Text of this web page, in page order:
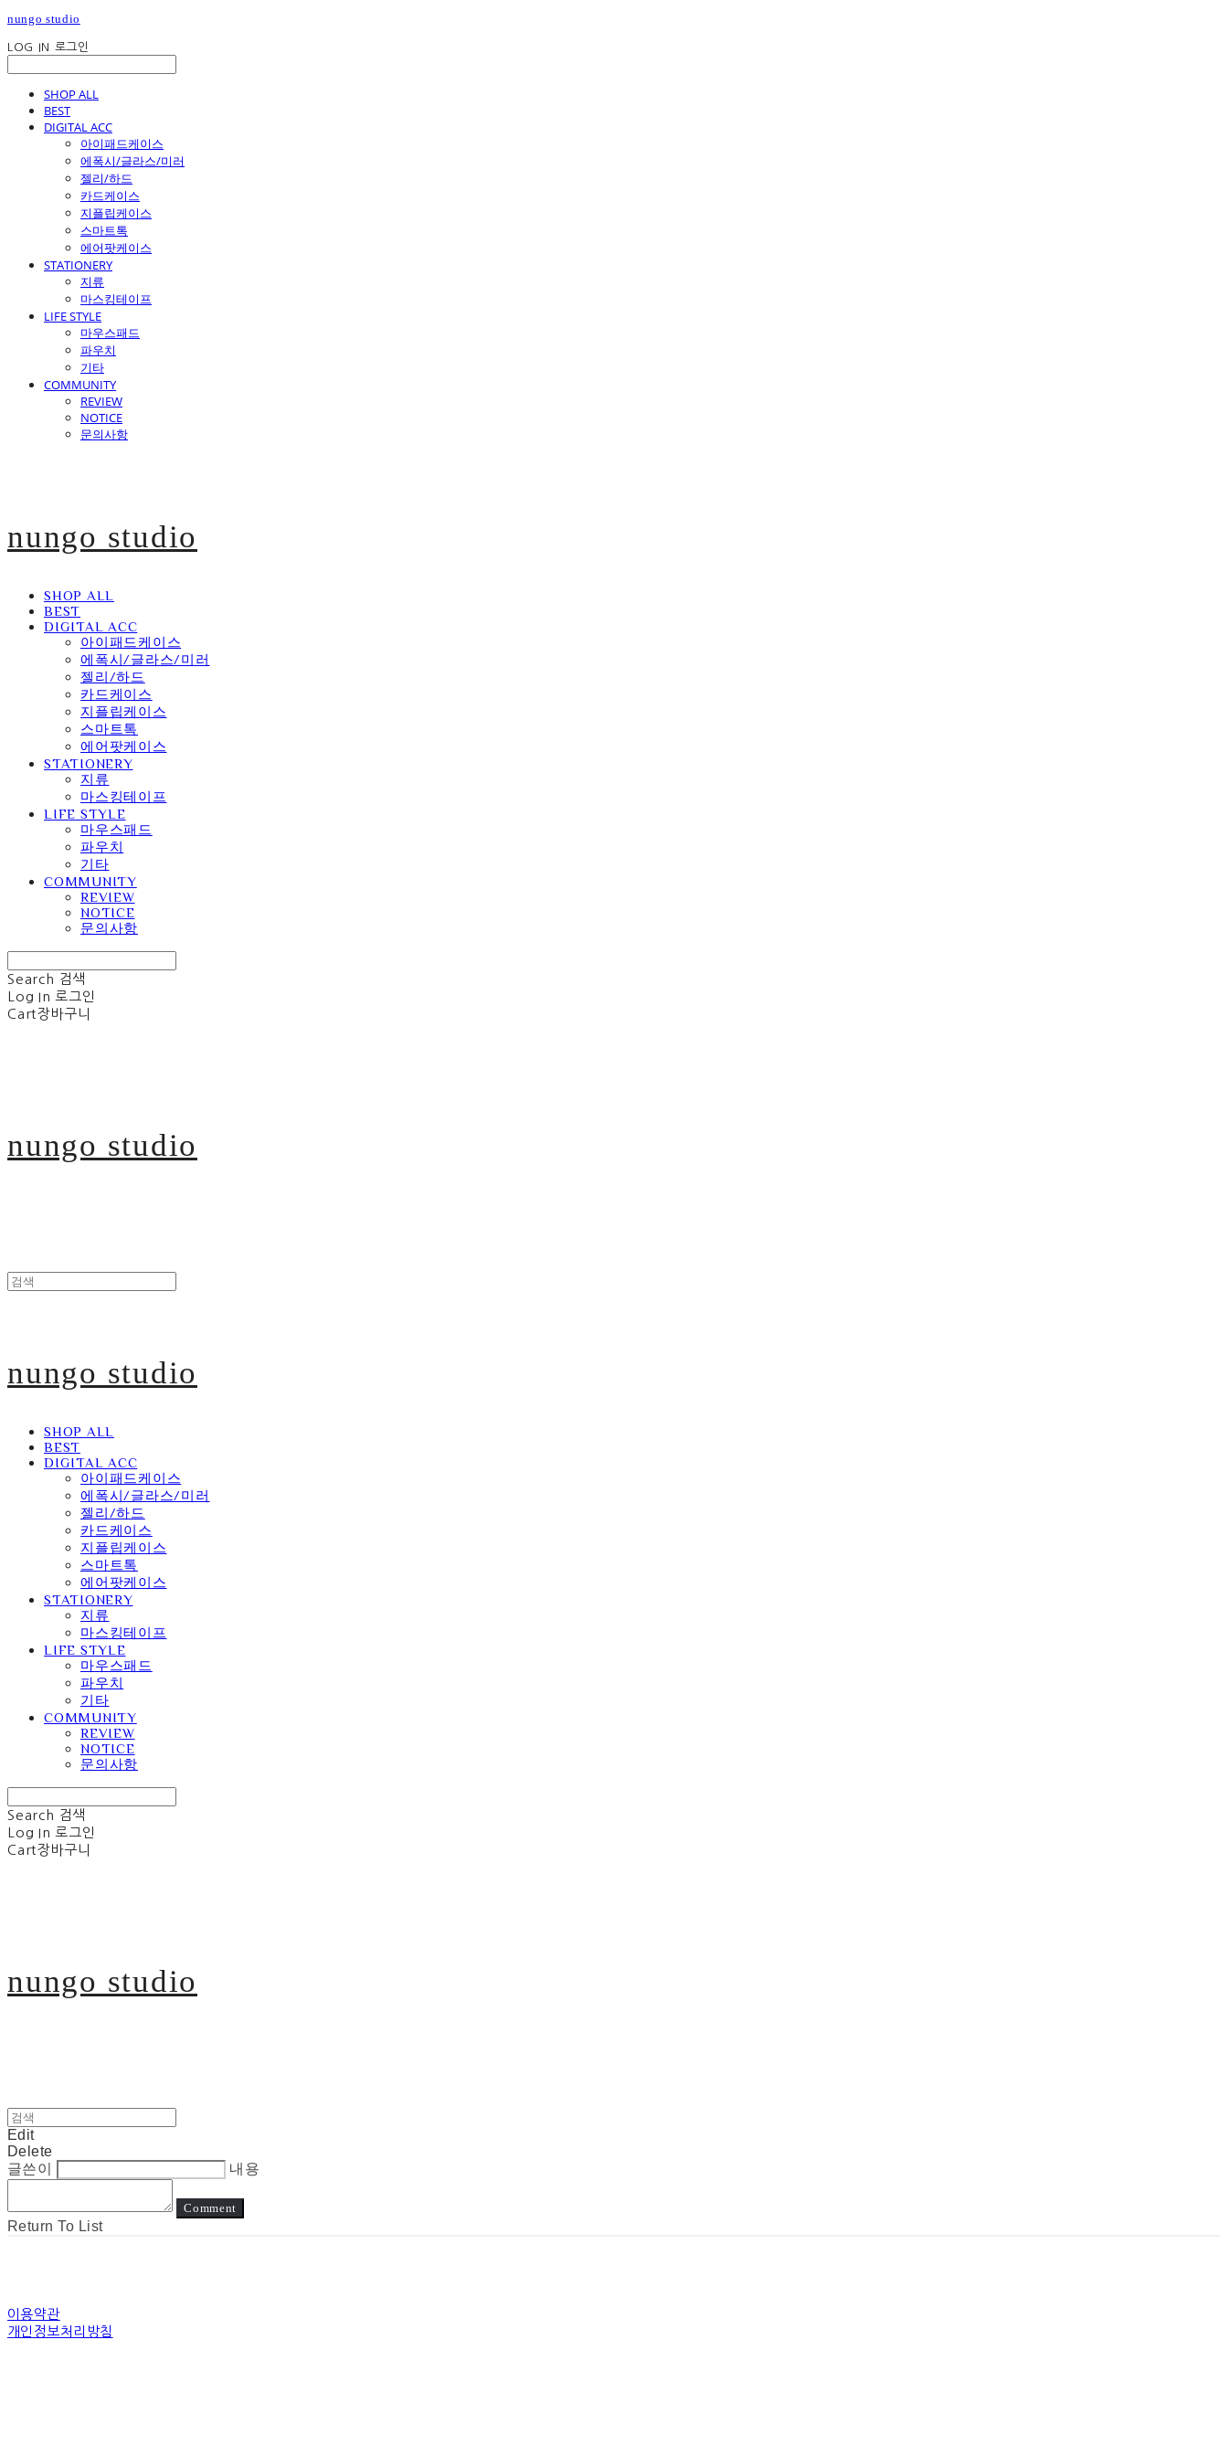
nungo studio
LOG IN 로그인
SHOP ALL
BEST
DIGITAL ACC
아이패드케이스
에폭시/글라스/미러
젤리/하드
카드케이스
지플립케이스
스마트톡
에어팟케이스
STATIONERY
지류
마스킹테이프
LIFE STYLE
마우스패드
파우치
기타
COMMUNITY
REVIEW
NOTICE
문의사항
nungo studio
SHOP ALL
BEST
DIGITAL ACC
아이패드케이스
에폭시/글라스/미러
젤리/하드
카드케이스
지플립케이스
스마트톡
에어팟케이스
STATIONERY
지류
마스킹테이프
LIFE STYLE
마우스패드
파우치
기타
COMMUNITY
REVIEW
NOTICE
문의사항
Search 검색
Log In 로그인
Cart장바구니
nungo studio
nungo studio
SHOP ALL
BEST
DIGITAL ACC
아이패드케이스
에폭시/글라스/미러
젤리/하드
카드케이스
지플립케이스
스마트톡
에어팟케이스
STATIONERY
지류
마스킹테이프
LIFE STYLE
마우스패드
파우치
기타
COMMUNITY
REVIEW
NOTICE
문의사항
Search 검색
Log In 로그인
Cart장바구니
nungo studio
Edit
Delete
글쓴이
내용
Comment
Return To List
이용약관
개인정보처리방침